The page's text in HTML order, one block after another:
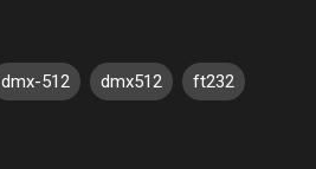
dmx-512 dmx512 ft232